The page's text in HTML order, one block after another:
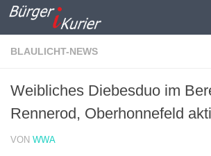
Zum Inhalt springen
BLAULICHT-NEWS
Weibliches Diebesduo im
Rennerod, Oberhonnefeld
VON WWA